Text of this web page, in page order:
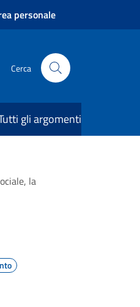
personale
Cerca
gli argomenti
la